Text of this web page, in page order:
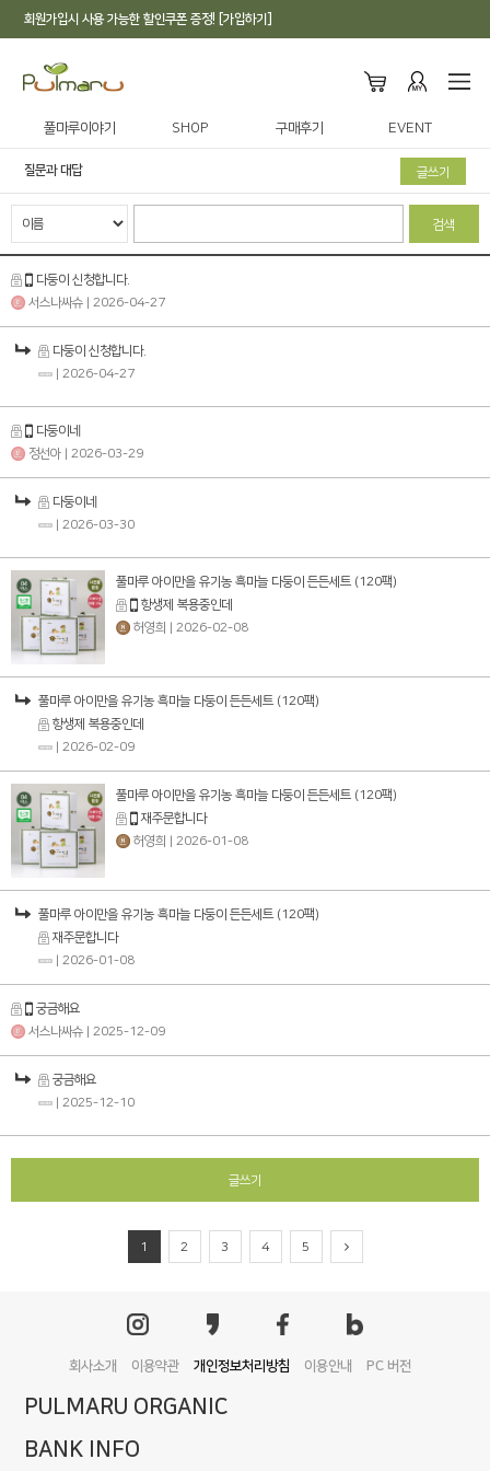
회원가입시 사용 가능한 할인쿠폰 증정! [가입하기]
풀마루이야기 SHOP 구매후기 EVENT
질문과 대답 글쓰기
검색
다둥이 신청합니다.
서스나싸슈 | 2026-04-27
다둥이 신청합니다.
| 2026-04-27
다둥이네
정선아 | 2026-03-29
다둥이네
| 2026-03-30
풀마루 아이만을 유기농 흑마늘 다둥이 든든세트 (120팩)
항생제 복용중인데
허영희 | 2026-02-08
풀마루 아이만을 유기농 흑마늘 다둥이 든든세트 (120팩)
항생제 복용중인데
| 2026-02-09
풀마루 아이만을 유기농 흑마늘 다둥이 든든세트 (120팩)
재주문합니다
허영희 | 2026-01-08
풀마루 아이만을 유기농 흑마늘 다둥이 든든세트 (120팩)
재주문합니다
| 2026-01-08
궁금해요
서스나싸슈 | 2025-12-09
궁금해요
| 2025-12-10
글쓰기
1 2 3 4 5
회사소개 이용약관 개인정보처리방침 이용안내 PC 버전
PULMARU ORGANIC
BANK INFO